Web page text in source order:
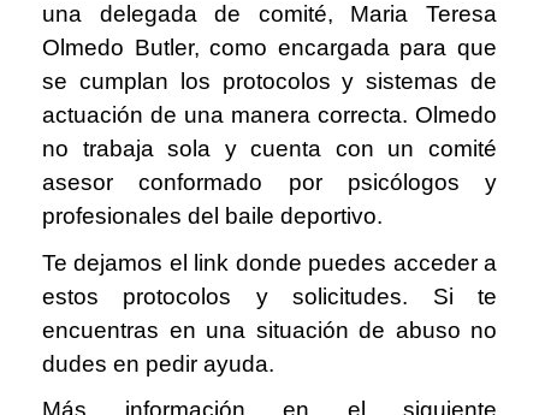
una delegada de comité, Maria Teresa
Olmedo Butler, como encargada para que
se cumplan los protocolos y sistemas de
actuación de una manera correcta. Olmedo
no trabaja sola y cuenta con un comité
asesor conformado por psicólogos y
profesionales del baile deportivo.
Te dejamos el link donde puedes acceder a
estos protocolos y solicitudes. Si te
encuentras en una situación de abuso no
dudes en pedir ayuda.